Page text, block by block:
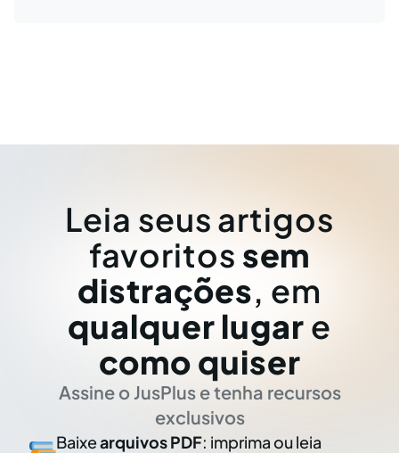
Leia seus artigos
favoritos sem
distrações, em
qualquer lugar e
como quiser
Assine o JusPlus e tenha recursos
exclusivos
Baixearquivos PDF: imprima ou leia